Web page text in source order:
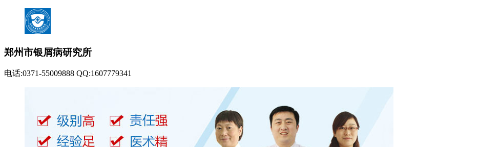
郑州市银屑病研究所
电话:0371-55009888 QQ:1607779341